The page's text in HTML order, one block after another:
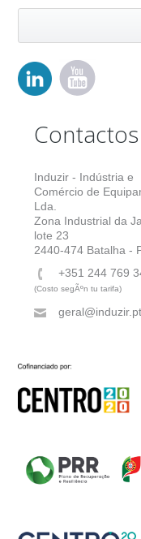
Contactos
Induzir - Indústria e
Comércio de
Lda.
Zona Industrial da
lote 23
2440-474 Batalha -
+351 244 769
(Costo segÃºn tu tarifa)
geral@induzir.pt